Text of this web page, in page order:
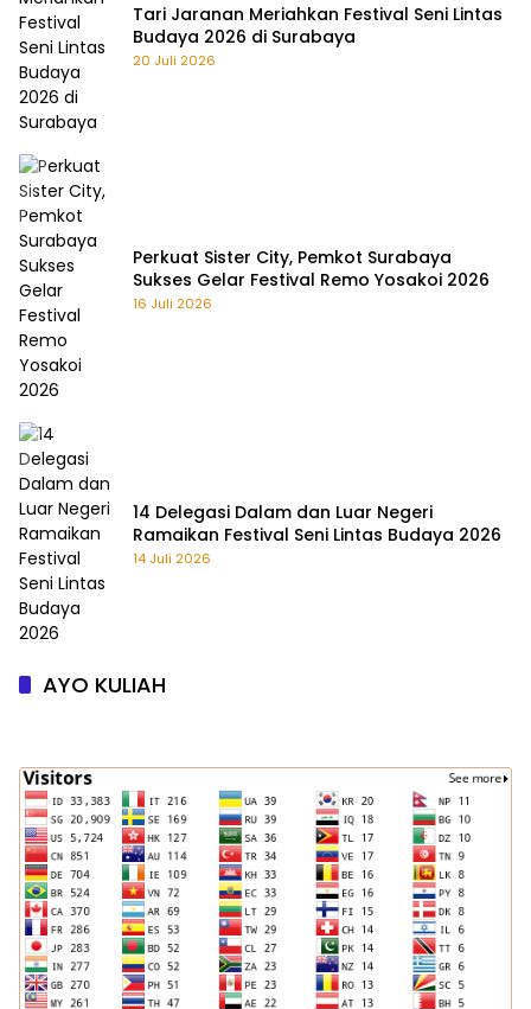
Tari Jaranan Meriahkan Festival Seni Lintas
Budaya 2026 di Surabaya
20 Juli 2026
Perkuat Sister City, Pemkot Surabaya
Sukses Gelar Festival Remo Yosakoi 2026
16 Juli 2026
14 Delegasi Dalam dan Luar Negeri
Ramaikan Festival Seni Lintas Budaya 2026
14 Juli 2026
AYO KULIAH